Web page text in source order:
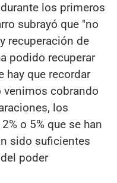
los primeros
subrayó que "no
recuperación de
podido recuperar
hay que recordar
venimos cobrando
los
o 5% que se han
sido suficientes
poder